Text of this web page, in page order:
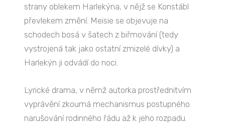
strany oblekem Harlekýna, v nějž se Konstábl
převlekem změní. Meisie se objevuje na
schodech bosá v šatech z biřmování (tedy
vystrojená tak jako ostatní zmizelé dívky) a
Harlekýn ji odvádí do noci.
Lyrické drama, v němž autorka prostřednitvím
vyprávění zkoumá mechanismus postupného
narušování rodinného řádu až k jeho rozpadu.